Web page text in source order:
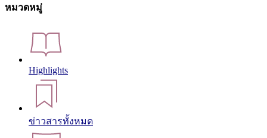
หมวดหมู่
Highlights
ข่าวสารทั้งหมด